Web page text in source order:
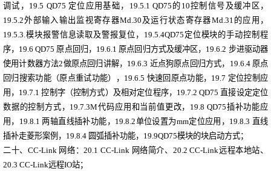
调试 ， 19.5 QD75 定位应用基础 ， 19.5.1 QD75的10控制信号及缓冲区 ，
19.5.2外部输入输出监视寄存器Md.30及运行状态寄存器Md.31的应用 ，
19.5.3.模块报警信息读取及警报复位 ， 19.5.4QD75定位模块的手动控制程
序， 19.6 QD75 原点回归 ， 19.6.1 原点回归方式及缓冲区， 19.6.2 步进驱动器
使用计数器方法2做原点回归讲解， 19.6.3 近点狗原点回归方式， 19.6.4 原点
回归搜索功能（原点重试功能）
， 19.6.5 快速回原点功能， 19.7 定位控制应
用 ， 19.7.1 控制字（控制方式）及相对定位程序， 19.7.2 QD75 直接设定定位
数据的控制方式， 19.7.3M代码应用和当前值更改， 19.8 QD75插补功能应
用 ， 19.8.1 两轴直线插补功能 ， 19.8.2单位设置为mm定位应用 ， 19.8.3 直线
插补走菱形案例 ， 19.8.4 圆弧插补功能， 19.9QD75模块的块启动方式；
二十、 CC-Link 网络 ：20.1 CC-Link 网络简介、 20.2 CC-Link远程本地站、
20.3 CC-Link远程IO站；